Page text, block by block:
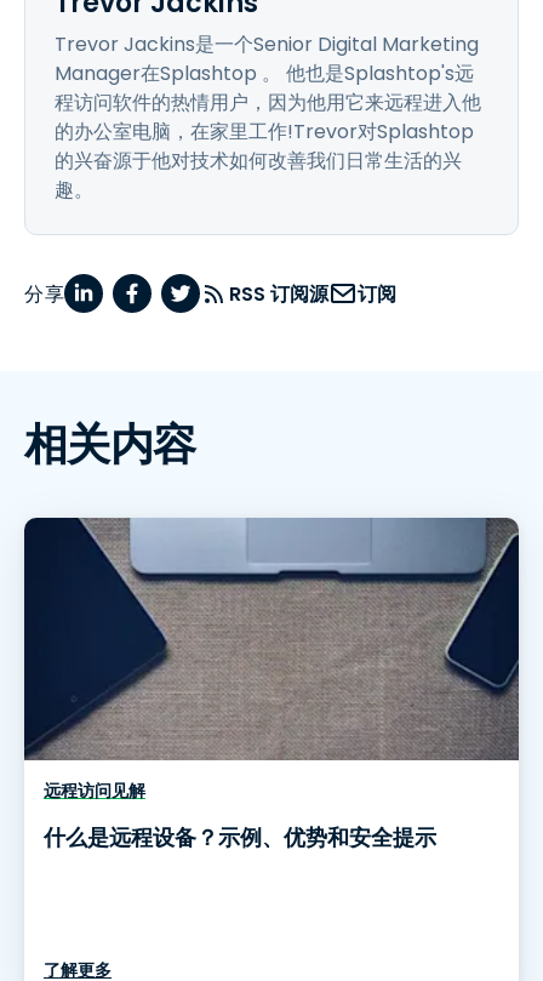
Trevor Jackins是一个Senior Digital Marketing
Manager在Splashtop 。 他也是Splashtop's远
程访问软件的热情用户，因为他用它来远程进入他
的办公室电脑，在家里工作!Trevor对Splashtop
的兴奋源于他对技术如何改善我们日常生活的兴
趣。
分享 RSS 订阅源 订阅
相关内容
远程访问见解
什么是远程设备？示例、优势和安全提示
了解更多